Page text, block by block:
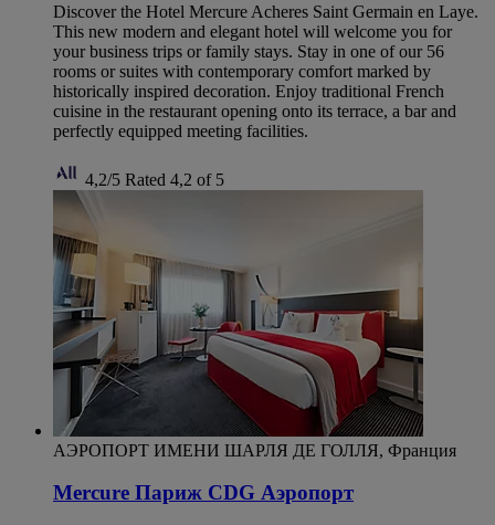
Discover the Hotel Mercure Acheres Saint Germain en Laye.
This new modern and elegant hotel will welcome you for
your business trips or family stays. Stay in one of our 56
rooms or suites with contemporary comfort marked by
historically inspired decoration. Enjoy traditional French
cuisine in the restaurant opening onto its terrace, a bar and
perfectly equipped meeting facilities.
4,2/5 Rated 4,2 of 5
АЭРОПОРТ ИМЕНИ ШАРЛЯ ДЕ ГОЛЛЯ, Франция
Mercure Париж CDG Аэропорт